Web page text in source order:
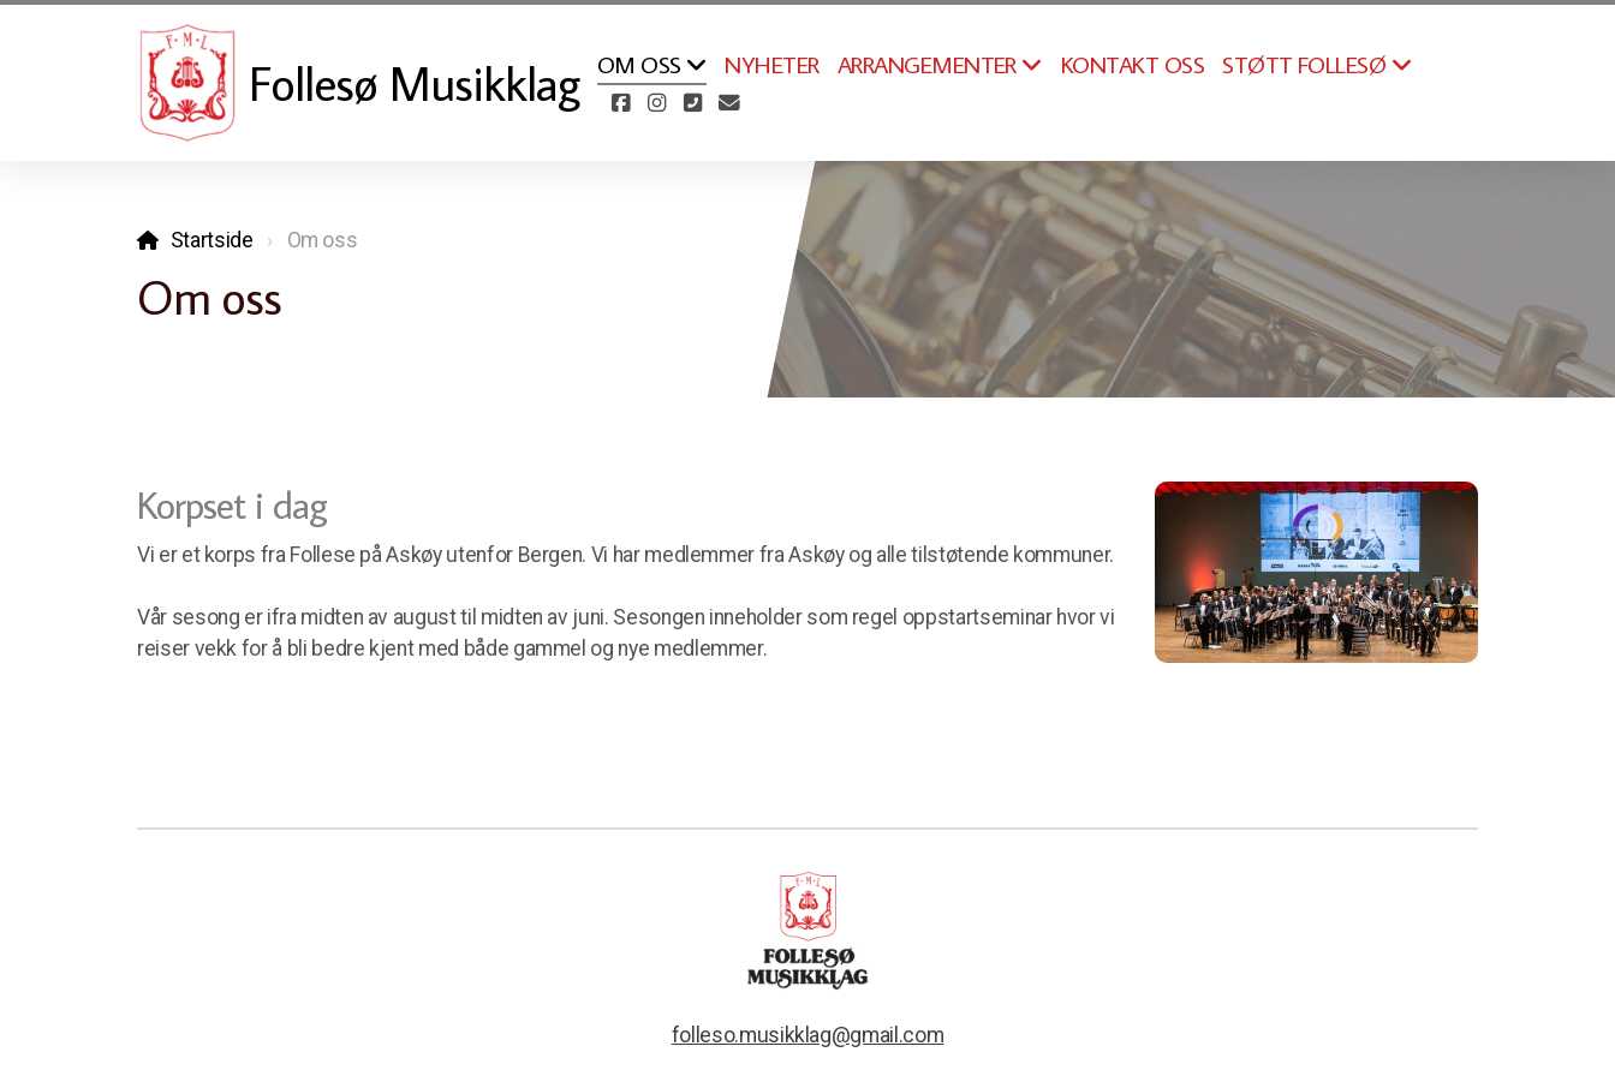
Follesø Musikklag OM OSS NYHETER ARRANGEMENTER KONTAKT OSS STØTT FOLLESØ
Startside Om oss
Om oss
Korpset i dag
Vi er et korps fra Follese på Askøy utenfor Bergen. Vi har medlemmer fra Askøy og alle tilstøtende kommuner.
Vår sesong er ifra midten av august til midten av juni. Sesongen inneholder som regel oppstartseminar hvor vi
reiser vekk for å bli bedre kjent med både gammel og nye medlemmer.
folleso.musikklag@gmail.com